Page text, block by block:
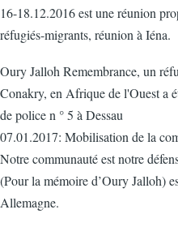
16-18.12.2016 est une réunion
réfugiés-migrants, réunion à Iéna.
Oury Jalloh Remembrance, un
Conakry, en Afrique de l'Ouest a
de police n ° 5 à Dessau
07.01.2017: Mobilisation de la
Notre communauté est notre
(Pour la mémoire d’Oury Jalloh)
Allemagne.